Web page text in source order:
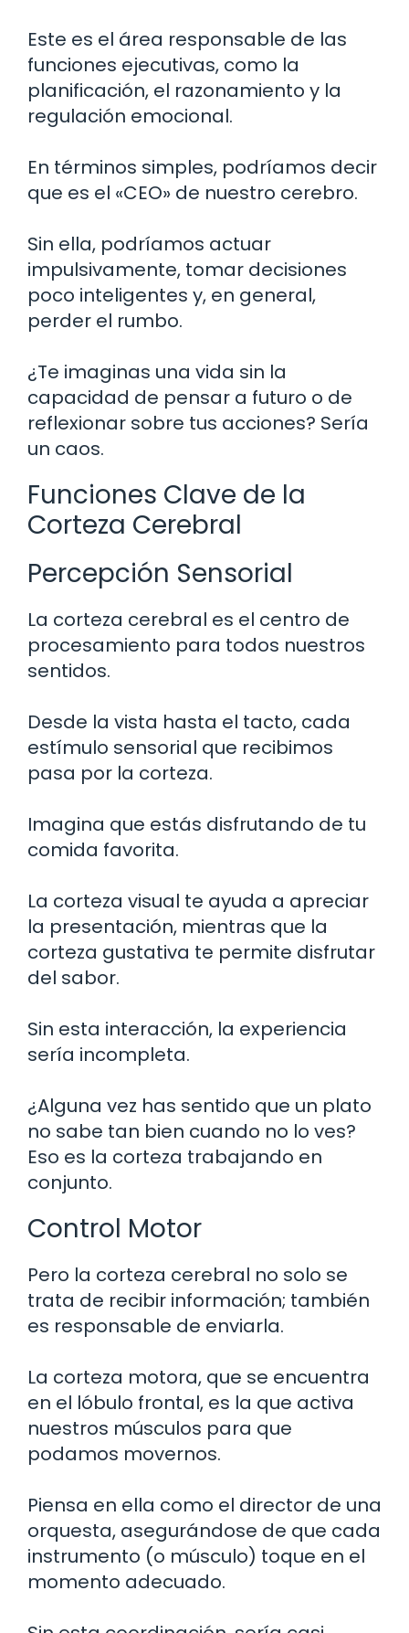
Este es el área responsable de las
funciones ejecutivas, como la
planificación, el razonamiento y la
regulación emocional.
En términos simples, podríamos decir
que es el «CEO» de nuestro cerebro.
Sin ella, podríamos actuar
impulsivamente, tomar decisiones
poco inteligentes y, en general,
perder el rumbo.
¿Te imaginas una vida sin la
capacidad de pensar a futuro o de
reflexionar sobre tus acciones? Sería
un caos.
Funciones Clave de la
Corteza Cerebral
Percepción Sensorial
La corteza cerebral es el centro de
procesamiento para todos nuestros
sentidos.
Desde la vista hasta el tacto, cada
estímulo sensorial que recibimos
pasa por la corteza.
Imagina que estás disfrutando de tu
comida favorita.
La corteza visual te ayuda a apreciar
la presentación, mientras que la
corteza gustativa te permite disfrutar
del sabor.
Sin esta interacción, la experiencia
sería incompleta.
¿Alguna vez has sentido que un plato
no sabe tan bien cuando no lo ves?
Eso es la corteza trabajando en
conjunto.
Control Motor
Pero la corteza cerebral no solo se
trata de recibir información; también
es responsable de enviarla.
La corteza motora, que se encuentra
en el lóbulo frontal, es la que activa
nuestros músculos para que
podamos movernos.
Piensa en ella como el director de una
orquesta, asegurándose de que cada
instrumento (o músculo) toque en el
momento adecuado.